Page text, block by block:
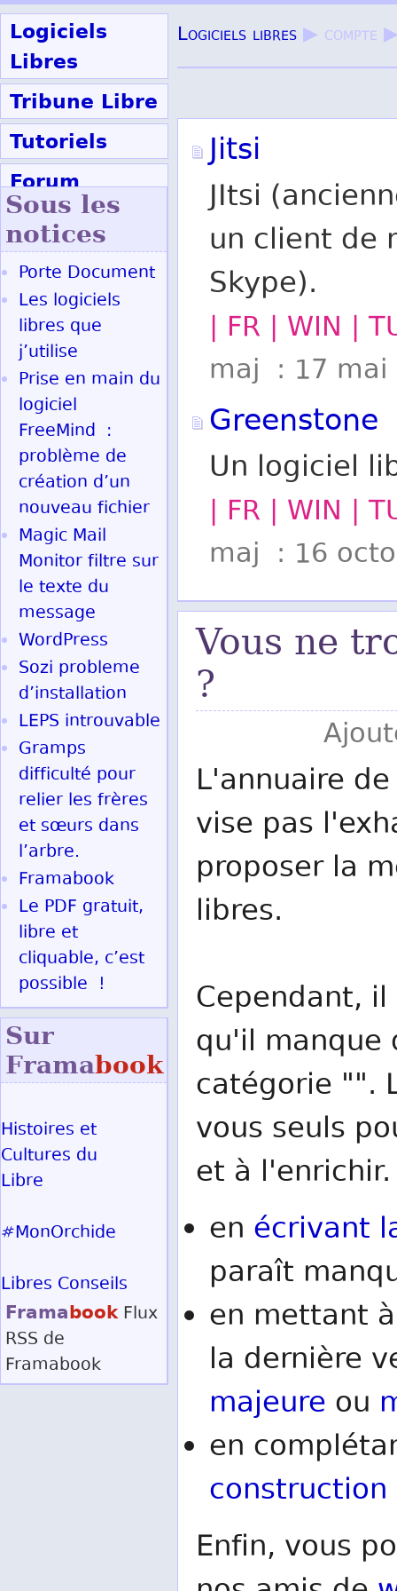
Logiciels
Libres
Tribune Libre
Tutoriels
Forum
Participer
Logiciels libres ▶ compte
Jitsi
JItsi
un client de
Skype).
| FR | WIN |
maj : 17 mai
Greenstone
Un logiciel
| FR | WIN |
maj : 16
Vous ne
?
L'annuaire
vise pas
proposer la
libres.
Cependant,
qu'il manque
catégorie "".
vous seuls
et à l'enrichir.
en écrivant
paraît
en mettant
la dernière
majeure ou
en
construction
Enfin, vous
Sous les
notices
Porte Document
Les logiciels
libres que
j’utilise
Prise en main du
logiciel
FreeMind :
problème de
création d’un
nouveau fichier
Magic Mail
Monitor filtre sur
le texte du
message
WordPress
Sozi probleme
d’installation
LEPS introuvable
Gramps
difficulté pour
relier les frères
et sœurs dans
l’arbre.
Framabook
Le PDF gratuit,
libre et
cliquable, c’est
possible !
Sur
Framabook
Histoires et
Cultures du
Libre
#MonOrchide
Libres Conseils
Framabook Flux
RSS de
Framabook